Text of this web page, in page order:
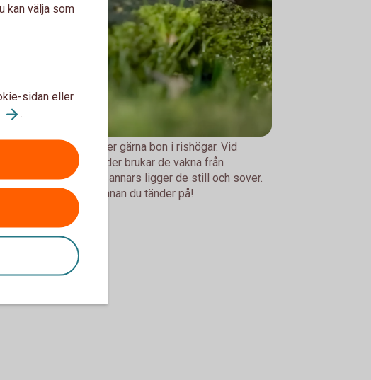
Igelkottar bygger gärna bon i rishögar. Vid
ungefär nio grader brukar de vakna från
vintervilan men annars ligger de still och sover.
Kolla i brasan innan du tänder på!
kan välja som
sidan eller
.